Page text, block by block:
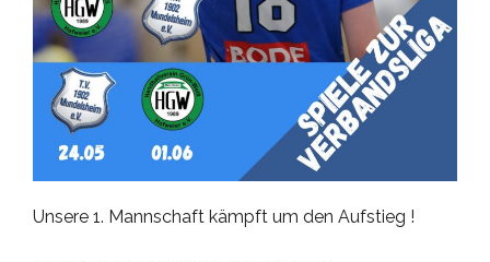
Unsere 1. Mannschaft kämpft um den Aufstieg !